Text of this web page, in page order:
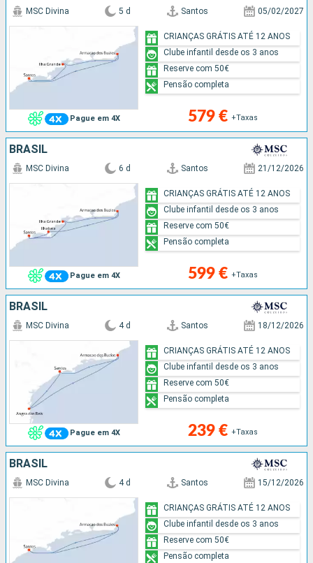
Pague em 4X
MSC Divina 5 d Santos 05/02/2027
579 € +Taxas
CRIANÇAS GRÁTIS ATÉ 12 ANOS
Clube infantil desde os 3 anos
Reserve com 50€
Pensão completa
BRASIL
Pague em 4X
MSC Divina 6 d Santos 21/12/2026
599 € +Taxas
CRIANÇAS GRÁTIS ATÉ 12 ANOS
Clube infantil desde os 3 anos
Reserve com 50€
Pensão completa
BRASIL
Pague em 4X
MSC Divina 4 d Santos 18/12/2026
239 € +Taxas
CRIANÇAS GRÁTIS ATÉ 12 ANOS
Clube infantil desde os 3 anos
Reserve com 50€
Pensão completa
BRASIL
MSC Divina 4 d Santos 15/12/2026
CRIANÇAS GRÁTIS ATÉ 12 ANOS
Clube infantil desde os 3 anos
Reserve com 50€
Pensão completa